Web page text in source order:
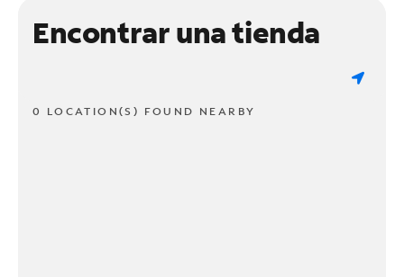
Encontrar una tienda
0 LOCATION(S) FOUND NEARBY